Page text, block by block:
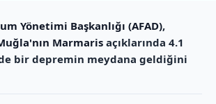
Yönetimi Başkanlığı (AFAD),
Marmarisaçıklarında 4.1
bir depremin meydana geldiğini